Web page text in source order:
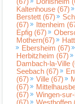
Kaltenhouse (67)
Berstett (67)
(67)
Ittenheim
Epfig (67)
Mothern(67)
Ebersheim (67)
Herbitzheim (67)
Dambach-la-Ville
Seebach (67)
(67)
Ville (67)
(67)
(67)
Wingen-